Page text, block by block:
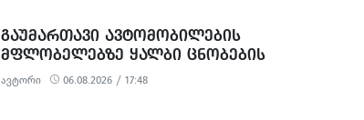
ᲒᲐᲣᲛᲐᲠᲗᲐᲕᲘ ᲐᲕᲢᲝᲛᲝᲑᲘᲚᲔᲑᲘᲡ
ᲛᲤᲚᲝᲑᲔᲚᲔᲑᲖᲔ ᲧᲐᲚᲑᲘ ᲪᲜᲝᲑᲔᲑᲘᲡ
ᲒᲐᲪᲔᲛᲘᲡᲗᲕᲘᲡ 3 ᲞᲘᲠᲘ ᲓᲐᲐᲙᲐᲕᲔᲡ
ავტორი 06.08.2026 / 17:48